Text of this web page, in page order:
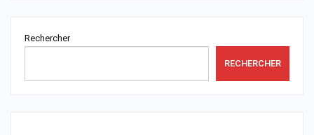
Rechercher
RECHERCHER